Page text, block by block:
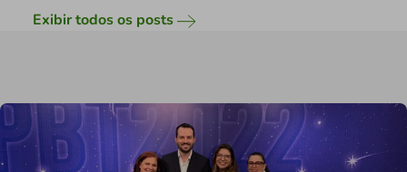
Exibir todos os posts